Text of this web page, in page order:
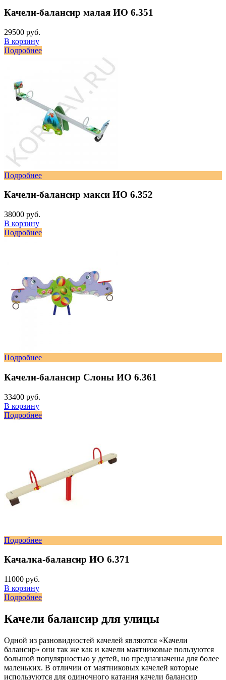
Качели-балансир малая ИО 6.351
29500 руб.
В корзину
Подробнее
Подробнее
Качели-балансир макси ИО 6.352
38000 руб.
В корзину
Подробнее
Подробнее
Качели-балансир Слоны ИО 6.361
33400 руб.
В корзину
Подробнее
Подробнее
Качалка-балансир ИО 6.371
11000 руб.
В корзину
Подробнее
Качели балансир для улицы
Одной из разновидностей качелей являются «Качели
балансир» они так же как и качели маятниковые пользуются
большой популярностью у детей, но предназначены для более
маленьких. В отличии от маятниковых качелей которые
используются для одиночного катания качели балансир